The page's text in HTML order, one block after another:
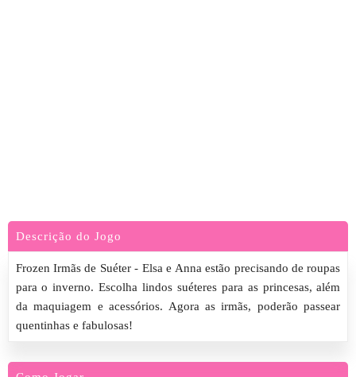
Descrição do Jogo
Frozen Irmãs de Suéter - Elsa e Anna estão precisando de roupas
para o inverno. Escolha lindos suéteres para as princesas, além
da maquiagem e acessórios. Agora as irmãs, poderão passear
quentinhas e fabulosas!